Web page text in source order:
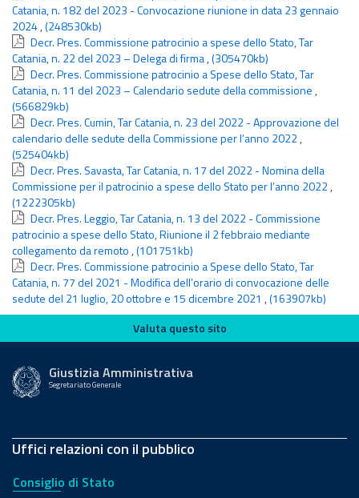
Catania, n. 182 del 2023 - Convocazione riunione in data 23 gennaio
2024,(248530kb)
Decr. Pres. Commissione patrocinio a spese dello Stato, Tar
Catania, n. 22 del 2023 – Delega di firma,(305470kb)
Decr. Pres. Commissione patrocinio a Spese dello Stato, Tar
Catania, n. 11 del 2023 – Calendario sedute della commissione ,
(566829kb)
Decr. Pres. Cumin, Tar Catania, n. 23 del 2022 - Approvazione del
calendario delle sedute della Commissione per l’anno 2022,
(525404kb)
Decr. Pres. Savasta, Tar Catania, n. 17 del 2022 - Nomina della
Commissione per il patrocinio a spese dello Stato per l’anno 2022,
(1222305kb)
Decr. Pres. Leggio, Tar Catania, n. 13 del 2022 - Commissione
patrocinio a spese dello Stato, Riunione il 2 febbraio mediante
collegamento da remoto ,(101751kb)
Decr. Pres. Commissione patrocinio a Spese dello Stato, Tar
Catania, n. 77 del 2021 - Modifica dell’orario di convocazione delle
sedute del 21 luglio, 20 ottobre e 15 dicembre 2021 ,(163907kb)
Valuta questo sito
Valuta questo sito
Giustizia Amministrativa
Segretariato Generale
Uffici relazioni con il pubblico
Consiglio di Stato